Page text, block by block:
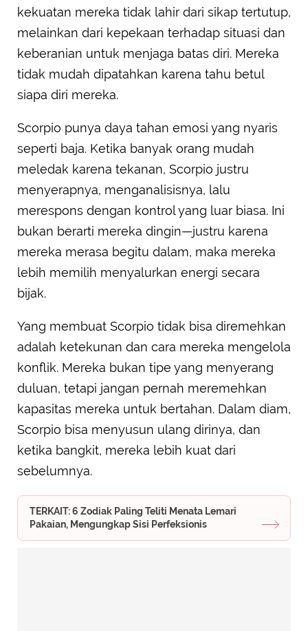
kekuatan mereka tidak lahir dari sikap tertutup,
melainkan dari kepekaan terhadap situasi dan
keberanian untuk menjaga batas diri. Mereka
tidak mudah dipatahkan karena tahu betul
siapa diri mereka.
Scorpio punya daya tahan emosi yang nyaris
seperti baja. Ketika banyak orang mudah
meledak karena tekanan, Scorpio justru
menyerapnya, menganalisisnya, lalu
merespons dengan kontrol yang luar biasa. Ini
bukan berarti mereka dingin—justru karena
mereka merasa begitu dalam, maka mereka
lebih memilih menyalurkan energi secara
bijak.
Yang membuat Scorpio tidak bisa diremehkan
adalah ketekunan dan cara mereka mengelola
konflik. Mereka bukan tipe yang menyerang
duluan, tetapi jangan pernah meremehkan
kapasitas mereka untuk bertahan. Dalam diam,
Scorpio bisa menyusun ulang dirinya, dan
ketika bangkit, mereka lebih kuat dari
sebelumnya.
TERKAIT: 6 Zodiak Paling Teliti Menata Lemari
Pakaian, Mengungkap Sisi Perfeksionis